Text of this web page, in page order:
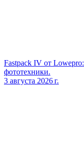
Fastpack IV от
фототехники.
3 августа 2026 г.